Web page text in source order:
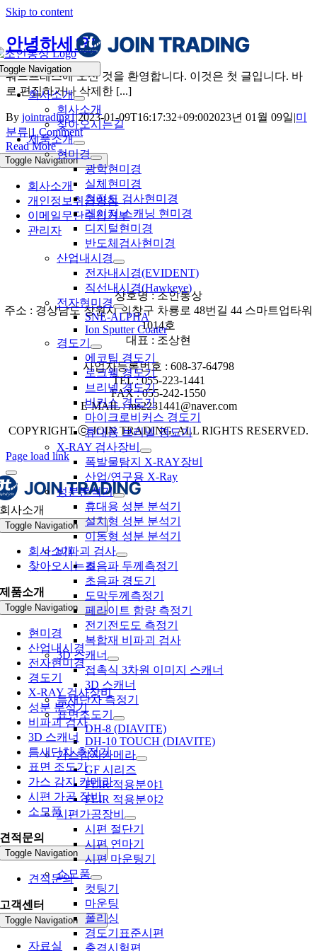
Skip to content
Navigation
회사소개
회사소개
찾아오시는길
제품소개
현미경
광학현미경
실체현미경
청정도 검사현미경
레이저 스캐닝 현미경
디지털현미경
반도체검사현미경
산업내시경
전자내시경(EVIDENT)
직선내시경(Hawkeye)
전자현미경
SNE-ALPHA
Ion Sputter Coater
경도기
에코팁 경도기
로크웰 경도기
브리넬 경도기
비커스 경도기
마이크로비커스 경도기
휴대용 브리넬 경도기
X-RAY 검사장비
폭발물탐지 X-RAY장비
산업/연구용 X-Ray
성분분석기
휴대용 성분 분석기
설치형 성분 분석기
이동형 성분 분석기
비파괴 검사
초음파 두께측정기
초음파 경도기
도막두께측정기
페라이트 함량 측정기
전기전도도 측정기
복합재 비파괴 검사
3D 스캐너
접촉식 3차원 이미지 스캐너
3D 스캐너
틈새단차 측정기
표면조도기
DH-8 (DIAVITE)
DH-10 TOUCH (DIAVITE)
가스감지카메라
GF 시리즈
FLIR 적용분야1
FLIR 적용분야2
시편가공장비
시편 절단기
시편 연마기
시편 마운팅기
소모품
컷팅기
마운팅
폴리싱
경도기표준시편
충격시험편
안녕하세요!
워드프레스에 오신 것을 환영합니다. 이것은 첫 글입니다. 바
로 편집하거나 삭제한 [...]
By jointrading1|2023-01-09T16:17:32+09:002023년 01월 09일|미
분류|1 Comment
Read More
Toggle Navigation
회사소개
개인정보취급방침
이메일무단수집거부
관리자
상호명 : 조인통상
주소 : 경상남도 창원시 의창구 차룡로 48번길 44 스마트업타워
1014호
대표 : 조상현
사업자등록번호 : 608-37-64798
TEL : 055-223-1441
FAX : 055-242-1550
E-MAIL : ms2231441@naver.com
COPYRIGHT ⓒ JOIN TRADING. ALL RIGHTS RESERVED.
Page load link
회사소개
Toggle Navigation
회사소개
찾아오시는길
제품소개
Toggle Navigation
현미경
산업내시경
전자현미경
경도기
X-RAY 검사장비
성분 분석기
비파괴 검사
3D 스캐너
틈새단차 측정기
표면 조도기
가스 감지 카메라
시편 가공 장비
소모품
견적문의
Toggle Navigation
견적문의
고객센터
Toggle Navigation
자료실